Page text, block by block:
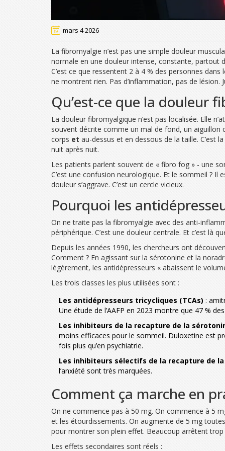
mars 4 2026
La fibromyalgie n’est pas une simple douleur
normale en une douleur intense, constante, partout
C’est ce que ressentent 2 à 4 % des personnes
ne montrent rien. Pas d’inflammation, pas de
Qu’est-ce que la douleur
La douleur fibromyalgique n’est pas localisée. Elle
souvent décrite comme un mal de fond, un aiguillon
corps et au-dessus et en dessous de la taille. C’est
nuit après nuit.
Les patients parlent souvent de « fibro fog » - une
C’est une confusion neurologique. Et le sommeil ?
douleur s’aggrave. C’est un cercle vicieux.
Pourquoi les
On ne traite pas la fibromyalgie avec des anti-
périphérique. C’est une douleur centrale. Et c’est
Depuis les années 1990, les chercheurs ont
Comment ? En agissant sur la sérotonine et la
légèrement, les antidépresseurs « abaissent le
Les trois classes les plus utilisées sont :
Les antidépresseurs tricycliques (TCAs) :
Une étude de l’AAFP en 2023 montre que 47 %
Les inhibiteurs de la recapture de la
moins efficaces pour le sommeil. Duloxetine est
fois plus qu’en psychiatrie.
Les inhibiteurs sélectifs de la recapture de la
l’anxiété sont très marquées.
Comment ça marche en
On ne commence pas à 50 mg. On commence à 5
et les étourdissements. On augmente de 5 mg
pour montrer son plein effet. Beaucoup arrêtent
Les effets secondaires sont réels :